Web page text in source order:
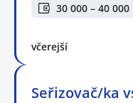
30 000 – 40 000
včerejší
Seřizovač/ka